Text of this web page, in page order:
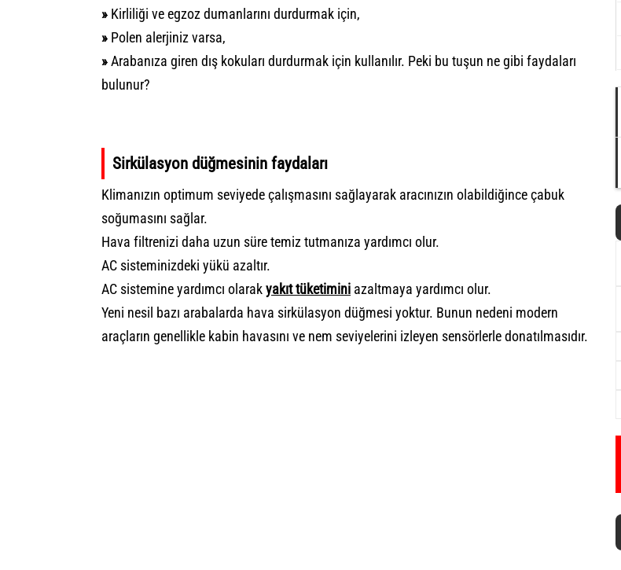
» Kirliliği ve egzoz dumanlarını durdurmak için,
» Polen alerjiniz varsa,
»Arabanıza giren dış kokuları durdurmak için kullanılır. Peki bu tuşun ne gibi faydaları
bulunur?
Sirkülasyon düğmesinin faydaları
Klimanızın optimum seviyede çalışmasını sağlayarak aracınızın olabildiğince çabuk
soğumasını sağlar.
Hava filtrenizi daha uzun süre temiz tutmanıza yardımcı olur.
AC sisteminizdeki yükü azaltır.
AC sistemine yardımcı olarakyakıt tüketimini azaltmaya yardımcı olur.
Yeni nesil bazı arabalarda hava sirkülasyon düğmesi yoktur. Bunun nedeni modern
araçların genellikle kabin havasını ve nem seviyelerini izleyen sensörlerle donatılmasıdır.